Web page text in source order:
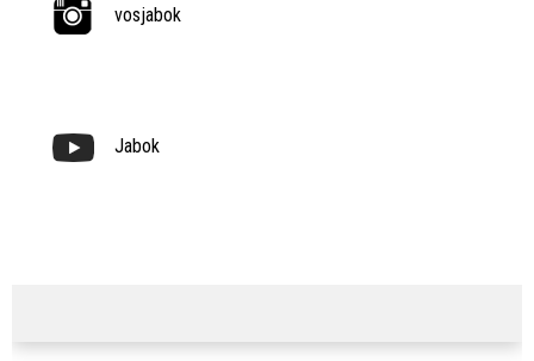
vosjabok
Jabok